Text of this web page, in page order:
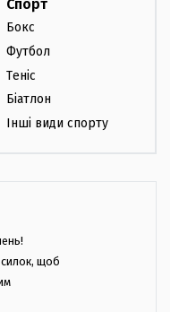
Спорт
Бокс
Футбол
Теніс
Біатлон
Інші види спорту
щоб